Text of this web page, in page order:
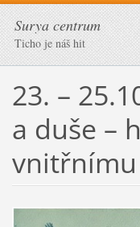
Surya centrum
Ticho je náš hit
23. –
a duše –